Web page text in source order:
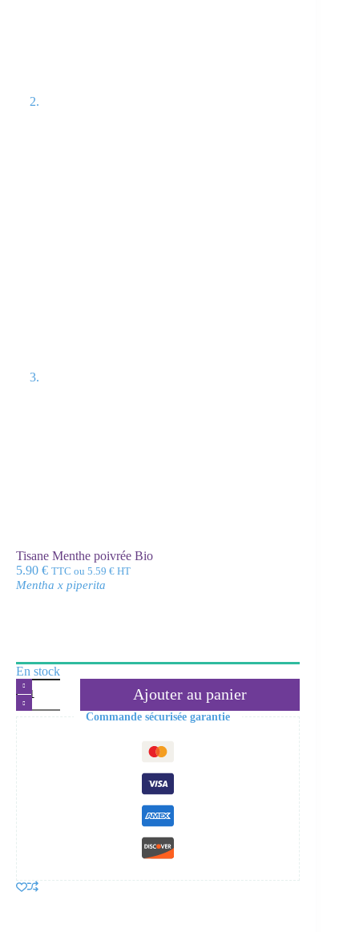
Tisane Menthe poivrée Bio
5.90 € TTC ou 5.59 € HT
Mentha x piperita
En stock
quantité
de
Tisane
Menthe
poivrée
Bio
Ajouter au panier
Commande sécurisée garantie